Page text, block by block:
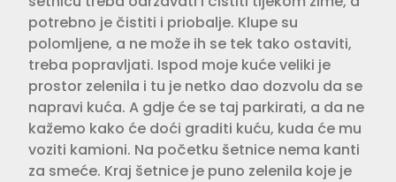
potrebno je čistiti i priobalje. Klupe su
polomljene, a ne može ih se tek tako ostaviti,
treba popravljati. Ispod moje kuće veliki je
prostor zelenila i tu je netko dao dozvolu da se
napravi kuća. A gdje će se taj parkirati, a da ne
kažemo kako će doći graditi kuću, kuda će mu
voziti kamioni. Na početku šetnice nema kanti
za smeće. Kraj šetnice je puno zelenila koje je